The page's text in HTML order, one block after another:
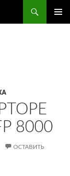
8000
ОСТАВИТЬ